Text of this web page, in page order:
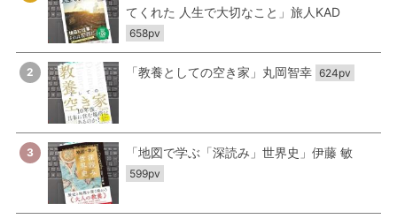
てくれた 人生で大切なこと」旅人KAD
658pv
2 「教養としての空き家」丸岡智幸 624pv
3 「地図で学ぶ「深読み」世界史」伊藤 敏
599pv